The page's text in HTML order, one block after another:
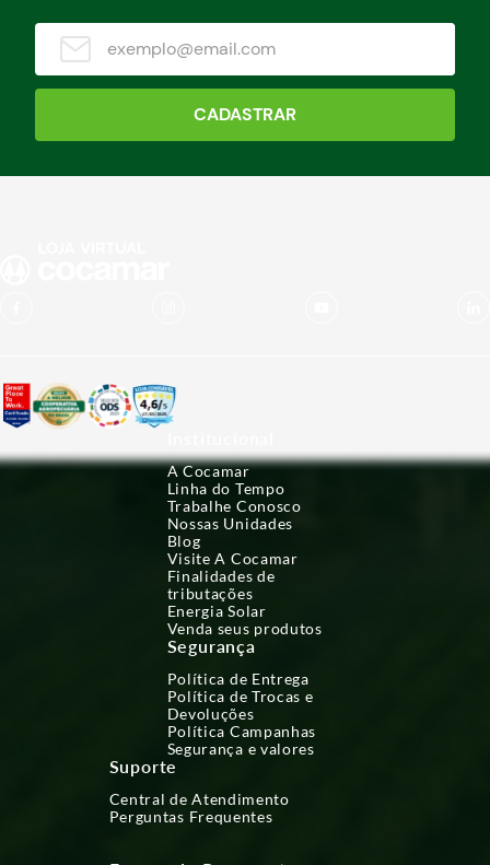
CADASTRAR
A Cocamar
Linha do Tempo
Trabalhe Conosco
Nossas Unidades
Blog
Visite A Cocamar
Finalidades de
tributações
Energia Solar
Venda seus produtos
Segurança
Política de Entrega
Política de Trocas e
Devoluções
Política Campanhas
Segurança e valores
Suporte
Central de Atendimento
Perguntas Frequentes